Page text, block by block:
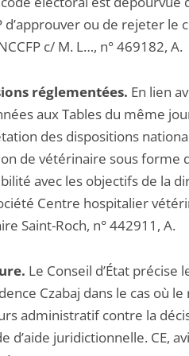
d’approuver ou de rejeter le
c/ M. L…, n° 469182, A.
réglementées. En lien
aux Tables du même
des dispositions
de vétérinaire sous forme
avec les objectifs de la
Centre hospitalier
Saint-Roch, n° 442911, A.
Le Conseil d’État
Czabaj dans le cas où
administratif contre la
d’aide juridictionnelle. CE,